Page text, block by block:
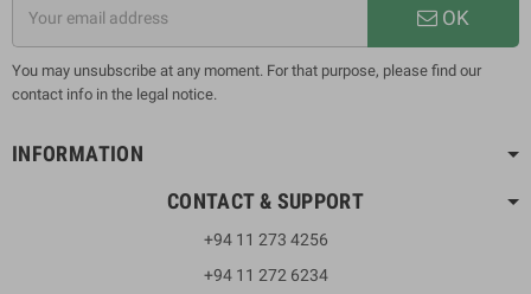
OK
You may unsubscribe at any moment. For that purpose, please find our
contact info in the legal notice.
INFORMATION
CONTACT & SUPPORT
+94 11 273 4256
+94 11 272 6234